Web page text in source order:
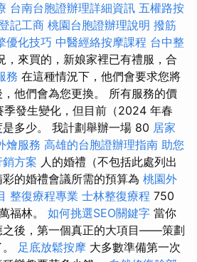
台南台胞證辦理詳細資訊 五權路按
記工商 桃園台胞證辦理說明 撥筋
優化技巧 中醫經絡按摩課程 台中整
，來買的，新娘家裡已有禮服，合
務 在這種情況下，他們會要求您將
他們會為您更換。 所有服務的價
發生變化，但目前（2024 年春
多少。 我計劃舉辦一場 80 居家
燴服務 高雄的台胞證辦理指南 助您
方案 人的婚禮（不包括此處列出
的婚禮會議所需的預算為 桃園外
整復療程專業 士林整復療程 750
福林。 如何挑選SEO關鍵字 當你
之後，第一個真正的大項目——策劃
足底放鬆按摩 大多數準備第一次